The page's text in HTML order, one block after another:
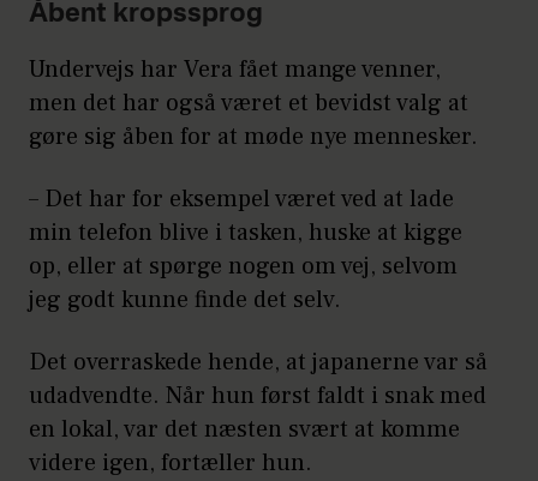
Åbent kropssprog
Undervejs har Vera fået mange venner,
men det har også været et bevidst valg at
gøre sig åben for at møde nye mennesker.
– Det har for eksempel været ved at lade
min telefon blive i tasken, huske at kigge
op, eller at spørge nogen om vej, selvom
jeg godt kunne finde det selv.
Det overraskede hende, at japanerne var så
udadvendte. Når hun først faldt i snak med
en lokal, var det næsten svært at komme
videre igen, fortæller hun.